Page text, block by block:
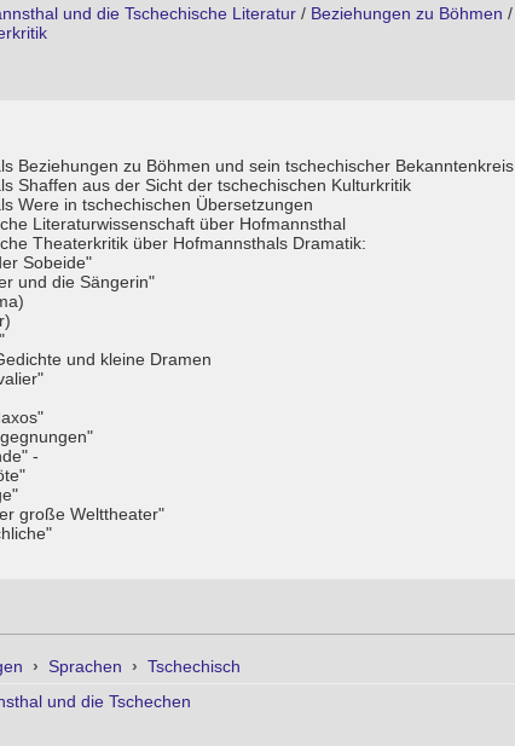
und die Tschechische Literatur/ Beziehungen zu Böhmen /
Beziehungen zu Böhmen und sein tschechischer Bekanntenkreis
Shaffen aus der Sicht der tschechischen Kulturkritik
Were in tschechischen Übersetzungen
Literaturwissenschaft über Hofmannsthal
Theaterkritik über Hofmannsthals Dramatik:
Sobeide"
und die Sängerin"
und kleine Dramen
-
große Welttheater"
› Sprachen › Tschechisch
und die Tschechen